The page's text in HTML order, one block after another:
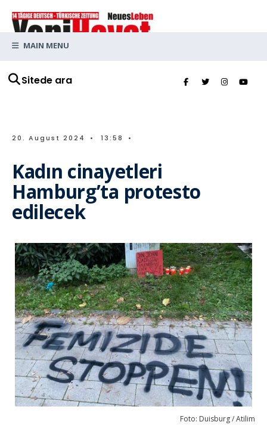
Sitede ara
MAIN MENU
20. August 2024 • 13:58 •
Kadın cinayetleri
Hamburg’ta protesto
edilecek
Foto: Duisburg / Atilim